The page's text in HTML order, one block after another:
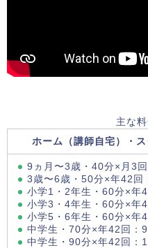
主な
ホーム（講師自宅）・
9ヵ月〜3歳・40分×月3
3歳〜6歳・50分×年42回
小学1・2年生・60分×年
小学3・4年生・60分×年
小学5・6年生・60分×年
中学生・70分×年42回：
中学生・90分×年42回：